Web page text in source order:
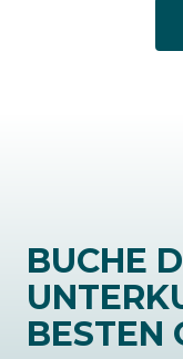
BUCHE
BESTEN